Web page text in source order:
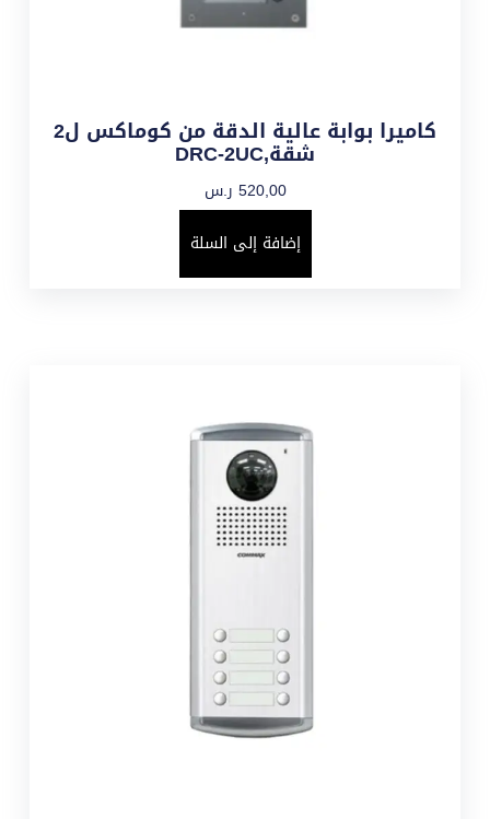
كاميرا بوابة عالية الدقة من كوماكس ل2
شقة,DRC-2UC
520,00 ر.س
إضافة إلى السلة